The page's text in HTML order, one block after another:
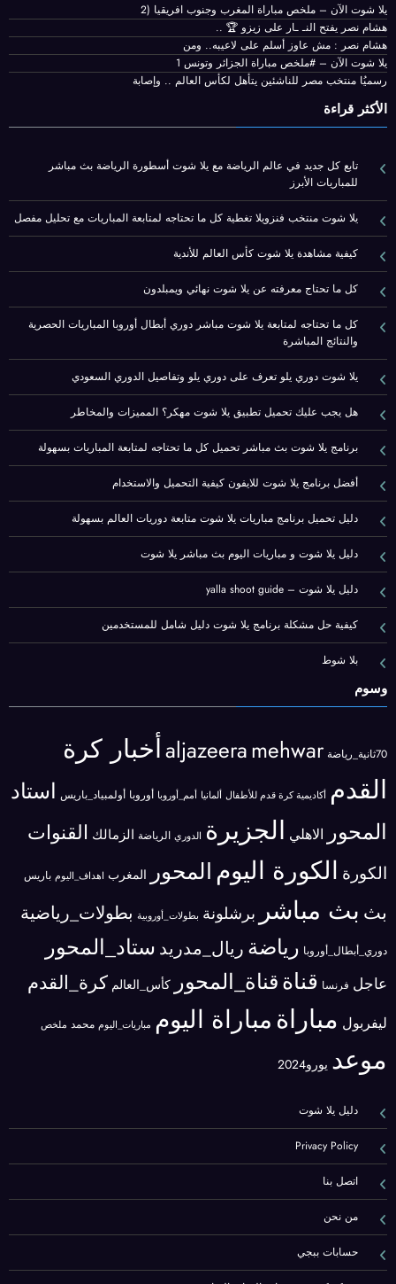
يلا شوت الآن – ملخص مباراة المغرب وجنوب افريقيا (2
هشام نصر يفتح النـ ـار على زيزو 🏆 ..
هشام نصر : مش عاوز أسلم على لاعيبه.. ومن
يلا شوت الآن – #ملخص مباراة الجزائر وتونس 1
رسميُا منتخب مصر للناشئين يتأهل لكأس العالم .. وإصابة
الأكثر قراءة
تابع كل جديد في عالم الرياضة مع يلا شوت أسطورة الرياضة بث مباشر
للمباريات الأبرز
يلا شوت منتخب فنزويلا تغطية كل ما تحتاجه لمتابعة المباريات مع تحليل مفصل
كيفية مشاهدة يلا شوت كأس العالم للأندية
كل ما تحتاج معرفته عن يلا شوت نهائي ويمبلدون
كل ما تحتاجه لمتابعة يلا شوت مباشر دوري أبطال أوروبا المباريات الحصرية
والنتائج المباشرة
يلا شوت دوري يلو تعرف على دوري يلو وتفاصيل الدوري السعودي
هل يجب عليك تحميل تطبيق يلا شوت مهكر؟ المميزات والمخاطر
برنامج يلا شوت بث مباشر تحميل كل ما تحتاجه لمتابعة المباريات بسهولة
أفضل برنامج يلا شوت للايفون كيفية التحميل والاستخدام
دليل تحميل برنامج مباريات يلا شوت متابعة دوريات العالم بسهولة
دليل يلا شوت و مباريات اليوم بث مباشر يلا شوت
دليل يلا شوت – yalla shoot guide
كيفية حل مشكلة برنامج يلا شوت دليل شامل للمستخدمين
بلا شوط
وسوم
70ثانية_رياضة aljazeeramehwar
أخبار كرة
القدم أكاديمية كرة قدم للأطفال ألمانيا أمم_أوروبا أوروبا أولمبياد_باريس استاد
المحور الاهلي الجزيرة الدوري الرياضة الزمالك القنوات
الكورة الكورة اليوم المحور المغرب اهداف_اليوم باريس
بث بث مباشر برشلونة بطولات_أوروبية بطولات_رياضية
دوري_أبطال_أوروبا رياضة ريال_مدريد ستاد_المحور
عاجل فرنسا قناةقناة_المحور كأس_العالم كرة_القدم
ليفربول مباراةمباراة اليوم مباريات_اليوم محمد ملخص
موعد يورو2024
دليل يلا شوت
Privacy Policy
اتصل بنا
من نحن
حسابات ببجي